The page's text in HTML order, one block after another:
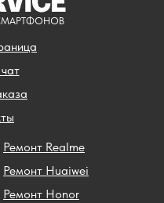
Ремонт Realme
Ремонт Huaiwei
Ремонт Honor